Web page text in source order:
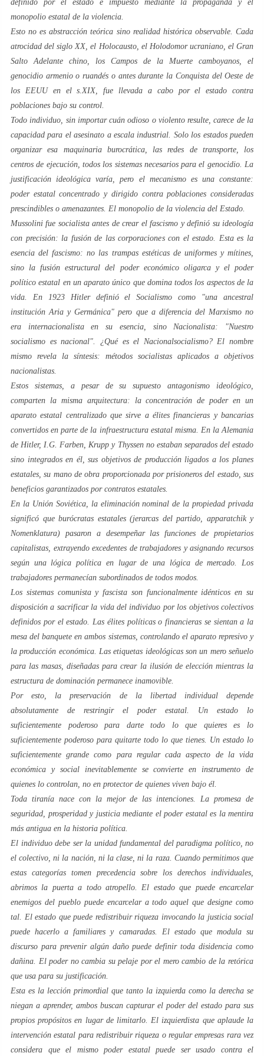
definido por el estado e impuesto mediante la propaganda y el
monopolio estatal de la violencia.
Esto no es abstracción teórica sino realidad histórica observable. Cada
atrocidad del siglo XX, el Holocausto, el Holodomor ucraniano, el Gran
Salto Adelante chino, los Campos de la Muerte camboyanos, el
genocidio armenio o ruandés o antes durante la Conquista del Oeste de
los EEUU en el s.XIX, fue llevada a cabo por el estado contra
poblaciones bajo su control.
Todo individuo, sin importar cuán odioso o violento resulte, carece de la
capacidad para el asesinato a escala industrial. Solo los estados pueden
organizar esa maquinaria burocrática, las redes de transporte, los
centros de ejecución, todos los sistemas necesarios para el genocidio. La
justificación ideológica varía, pero el mecanismo es una constante:
poder estatal concentrado y dirigido contra poblaciones consideradas
prescindibles o amenazantes. El monopolio de la violencia del Estado.
Mussolini fue socialista antes de crear el fascismo y definió su ideología
con precisión: la fusión de las corporaciones con el estado. Esta es la
esencia del fascismo: no las trampas estéticas de uniformes y mítines,
sino la fusión estructural del poder económico oligarca y el poder
político estatal en un aparato único que domina todos los aspectos de la
vida. En 1923 Hitler definió el Socialismo como "una ancestral
institución Aria y Germánica" pero que a diferencia del Marxismo no
era internacionalista en su esencia, sino Nacionalista: "Nuestro
socialismo es nacional". ¿Qué es el Nacionalsocialismo? El nombre
mismo revela la síntesis: métodos socialistas aplicados a objetivos
nacionalistas.
Estos sistemas, a pesar de su supuesto antagonismo ideológico,
comparten la misma arquitectura: la concentración de poder en un
aparato estatal centralizado que sirve a élites financieras y bancarias
convertidos en parte de la infraestructura estatal misma. En la Alemania
de Hitler, I.G. Farben, Krupp y Thyssen no estaban separados del estado
sino integrados en él, sus objetivos de producción ligados a los planes
estatales, su mano de obra proporcionada por prisioneros del estado, sus
beneficios garantizados por contratos estatales.
En la Unión Soviética, la eliminación nominal de la propiedad privada
significó que burócratas estatales (jerarcas del partido, apparatchik y
Nomenklatura) pasaron a desempeñar las funciones de propietarios
capitalistas, extrayendo excedentes de trabajadores y asignando recursos
según una lógica política en lugar de una lógica de mercado. Los
trabajadores permanecían subordinados de todos modos.
Los sistemas comunista y fascista son funcionalmente idénticos en su
disposición a sacrificar la vida del individuo por los objetivos colectivos
definidos por el estado. Las élites políticas o financieras se sientan a la
mesa del banquete en ambos sistemas, controlando el aparato represivo y
la producción económica. Las etiquetas ideológicas son un mero señuelo
para las masas, diseñadas para crear la ilusión de elección mientras la
estructura de dominación permanece inamovible.
Por esto, la preservación de la libertad individual depende
absolutamente de restringir el poder estatal. Un estado lo
suficientemente poderoso para darte todo lo que quieres es lo
suficientemente poderoso para quitarte todo lo que tienes. Un estado lo
suficientemente grande como para regular cada aspecto de la vida
económica y social inevitablemente se convierte en instrumento de
quienes lo controlan, no en protector de quienes viven bajo él.
Toda tiranía nace con la mejor de las intenciones. La promesa de
seguridad, prosperidad y justicia mediante el poder estatal es la mentira
más antigua en la historia política.
El individuo debe ser la unidad fundamental del paradigma político, no
el colectivo, ni la nación, ni la clase, ni la raza. Cuando permitimos que
estas categorías tomen precedencia sobre los derechos individuales,
abrimos la puerta a todo atropello. El estado que puede encarcelar
enemigos del pueblo puede encarcelar a todo aquel que designe como
tal. El estado que puede redistribuir riqueza invocando la justicia social
puede hacerlo a familiares y camaradas. El estado que modula su
discurso para prevenir algún daño puede definir toda disidencia como
dañina. El poder no cambia su pelaje por el mero cambio de la retórica
que usa para su justificación.
Esta es la lección primordial que tanto la izquierda como la derecha se
niegan a aprender, ambos buscan capturar el poder del estado para sus
propios propósitos en lugar de limitarlo. El izquierdista que aplaude la
intervención estatal para redistribuir riqueza o regular empresas rara vez
considera que el mismo poder estatal puede ser usado contra el